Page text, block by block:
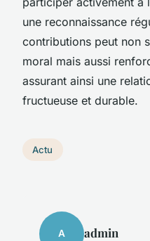
une reconnaissance
contributions peut non
moral mais aussi
assurant ainsi une
fructueuse et durable.
Actu
A admin